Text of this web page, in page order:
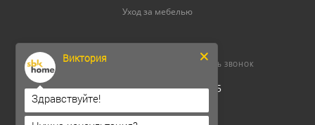
Уход за мебелью
8 (800) 500-52-16 ЗАКАЗАТЬ ЗВОНОК
ОГРНИП 304264520800165
Виктория
Здравствуйте!